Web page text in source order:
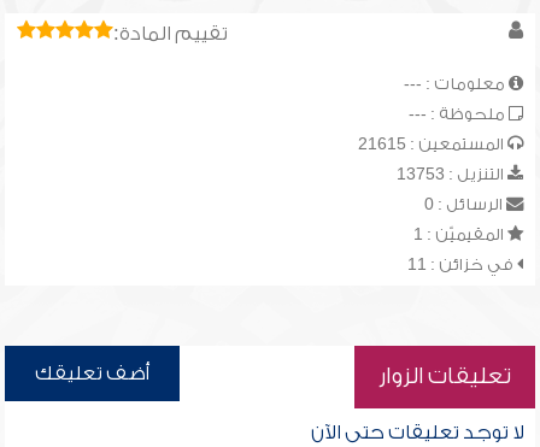
تقييم المادة:
معلومات : ---
ملحوظة : ---
المستمعين : 21615
التنزيل : 13753
الرسائل : 0
المقيميّن : 1
في خزائن : 11
تعليقات الزوار أضف تعليقك
لا توجد تعليقات حتى الآن